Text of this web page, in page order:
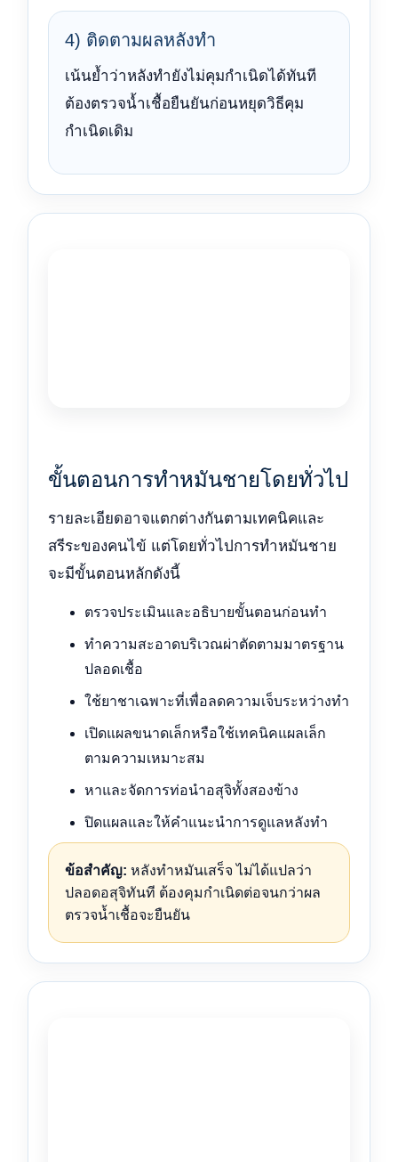
4) ติดตามผลหลังทำ
เน้นย้ำว่าหลังทำยังไม่คุมกำเนิดได้ทันที
ต้องตรวจน้ำเชื้อยืนยันก่อนหยุดวิธีคุม
กำเนิดเดิม
ขั้นตอนการทำหมันชายโดยทั่วไป
รายละเอียดอาจแตกต่างกันตามเทคนิคและ
สรีระของคนไข้ แต่โดยทั่วไปการทำหมันชาย
จะมีขั้นตอนหลักดังนี้
ตรวจประเมินและอธิบายขั้นตอนก่อนทำ
ทำความสะอาดบริเวณผ่าตัดตามมาตรฐาน
ปลอดเชื้อ
ใช้ยาชาเฉพาะที่เพื่อลดความเจ็บระหว่างทำ
เปิดแผลขนาดเล็กหรือใช้เทคนิคแผลเล็ก
ตามความเหมาะสม
หาและจัดการท่อนำอสุจิทั้งสองข้าง
ปิดแผลและให้คำแนะนำการดูแลหลังทำ
ข้อสำคัญ: หลังทำหมันเสร็จ ไม่ได้แปลว่า
ปลอดอสุจิทันที ต้องคุมกำเนิดต่อจนกว่าผล
ตรวจน้ำเชื้อจะยืนยัน